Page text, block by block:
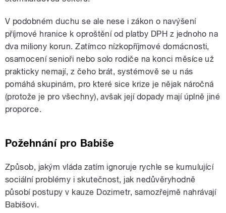
V podobném duchu se ale nese i zákon o navýšení
příjmové hranice k oproštění od platby DPH z jednoho na
dva miliony korun. Zatímco nízkopříjmové domácnosti,
osamocení senioři nebo solo rodiče na konci měsíce už
prakticky nemají, z čeho brát, systémově se u nás
pomáhá skupinám, pro které sice krize je nějak náročná
(protože je pro všechny), avšak její dopady mají úplně jiné
proporce.
Požehnání pro Babiše
Způsob, jakým vláda zatím ignoruje rychle se kumulující
sociální problémy i skutečnost, jak nedůvěryhodně
působí postupy v kauze Dozimetr, samozřejmě nahrávají
Babišovi.